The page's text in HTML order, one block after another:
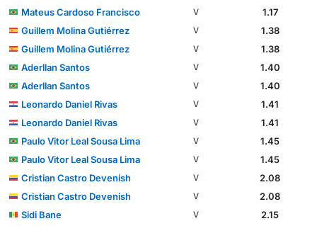
Mateus Cardoso Francisco
V
1.17
Guillem Molina Gutiérrez
V
1.38
Guillem Molina Gutiérrez
V
1.38
Aderllan Santos
V
1.40
Aderllan Santos
V
1.40
Leonardo Daniel Rivas
V
1.41
Leonardo Daniel Rivas
V
1.41
Paulo Vitor Leal Sousa Lima
V
1.45
Paulo Vitor Leal Sousa Lima
V
1.45
Cristian Castro Devenish
V
2.08
Cristian Castro Devenish
V
2.08
Sidi Bane
V
2.15